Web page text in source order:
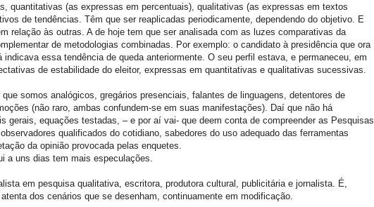
quantitativas (as expressas em percentuais), qualitativas (as expressas em textos
de tendências. Têm que ser reaplicadas periodicamente, dependendo do objetivo. E
relação às outras. A de hoje tem que ser analisada com as luzes comparativas da
de metodologias combinadas. Por exemplo: o candidato à presidência que ora
indicava essa tendência de queda anteriormente. O seu perfil estava, e permaneceu, em
de estabilidade do eleitor, expressas em quantitativas e qualitativas sucessivas.
somos analógicos, gregários presenciais, falantes de linguagens, detentores de
(não raro, ambas confundem-se em suas manifestações). Daí que não há
gerais, equações testadas, – e por aí vai- que deem conta de compreender as Pesquisas
qualificados do cotidiano, sabedores do uso adequado das ferramentas
da opinião provocada pelas enquetes.
a uns dias tem mais especulações.
em pesquisa qualitativa, escritora, produtora cultural, publicitária e jornalista. É,
dos cenários que se desenham, continuamente em modificação.